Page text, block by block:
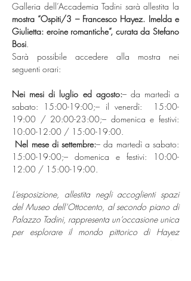
mostra “Ospiti/3 – Francesco Hayez. Imelda e
Giulietta: eroine romantiche”, curata da Stefano
Bosi.
Sarà possibile accedere alla mostra nei
seguenti orari:
Nei mesi di luglio ed agosto:– da martedì a
sabato: 15:00-19:00;– il venerdì:  15:00-
19:00 / 20:00-23:00;– domenica e festivi:
10:00-12:00 / 15:00-19:00.
Nel mese di settembre:– da martedì a sabato:
15:00-19:00;– domenica e festivi: 10:00-
12:00 / 15:00-19:00.
L’esposizione, allestita negli accoglienti spazi
del Museo dell’Ottocento, al secondo piano di
Palazzo Tadini, rappresenta un’occasione unica
per esplorare il mondo pittorico di Hayez
eroine romantiche